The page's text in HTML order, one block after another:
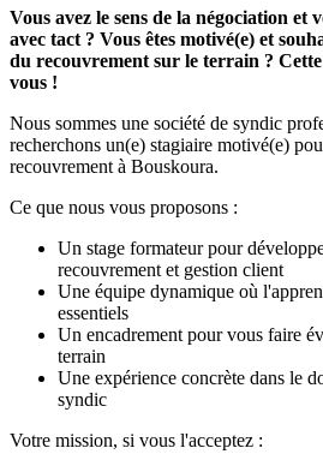
Vous avez le sens de la négociation et
avec tact ? Vous êtes motivé(e) et
du recouvrement sur le terrain ?
vous !
Nous sommes une société de syndic
recherchons un(e) stagiaire motivé(e)
recouvrement à Bouskoura.
Ce que nous vous proposons :
Un stage formateur pour
recouvrement et gestion client
Une équipe dynamique où
essentiels
Un encadrement pour vous faire
terrain
Une expérience concrète dans le
syndic
Votre mission, si vous l'acceptez :